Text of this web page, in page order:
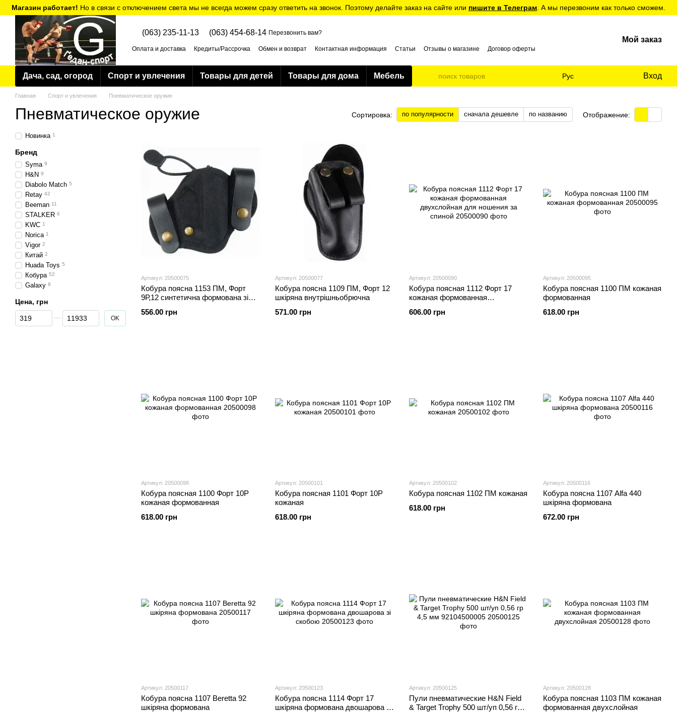
Перейти к основному контенту
Магазин работает! Но в связи с отключением света мы не всегда можем сразу ответить на звонок. Поэтому делайте заказ на сайте или пишите в Телеграм . А мы перезвоним как только сможем.
(063) 235-11-13 (063) 454-68-14 Перезвонить вам?
Оплата и доставка Кредиты/Рассрочка Обмен и возврат Контактная информация Статьи Отзывы о магазине
Договор оферты
Мой заказ
Дача, сад, огород Спорт и увлечения Товары для детей Товары для дома Мебель Рус Вход
Главная Спорт и увлечения Пневматическое оружие
Пневматическое оружие Сортировка: по популярности сначала дешевле по названию Отображение:
Артикул: 20500075
Кобура поясна 1153 ПМ, Форт
9Р,12 синтетична формована зі
556.00 грн
Артикул: 20500077
Кобура поясна 1109 ПМ, Форт 12
шкіряна внутрішньобрючна
571.00 грн
Артикул: 20500090
Кобура поясная 1112 Форт 17
кожаная формованная
спиной
606.00 грн
Артикул: 20500095
Кобура поясная 1100 ПМ кожаная
формованная
618.00 грн
Артикул: 20500098
Кобура поясная 1100 Форт 10Р
кожаная формованная
618.00 грн
Артикул: 20500101
Кобура поясная 1101 Форт 10Р
кожаная
618.00 грн
Артикул: 20500102
Кобура поясная 1102 ПМ кожаная
618.00 грн
Артикул: 20500116
Кобура поясна 1107 Alfa 440
шкіряна формована
672.00 грн
Артикул: 20500117
Кобура поясна 1107 Beretta 92
шкіряна формована
Артикул: 20500123
Кобура поясна 1114 Форт 17
шкіряна формована двошарова зі
Артикул: 20500125
Пули пневматические H&N Field
& Target Trophy 500 шт/уп 0,56 гр
Артикул: 20500128
Кобура поясная 1103 ПМ кожаная
формованная двухслойная
Новинка 1
Бренд
Syma 9
H&N 9
Diabolo Match 5
Retay 42
Beeman 11
STALKER 6
KWC 1
Norica 1
Vigor 2
Китай 2
Huada Toys 5
Кобура 52
Galaxy 8
Цена, грн
От Цена, грн
До Цена, грн OK